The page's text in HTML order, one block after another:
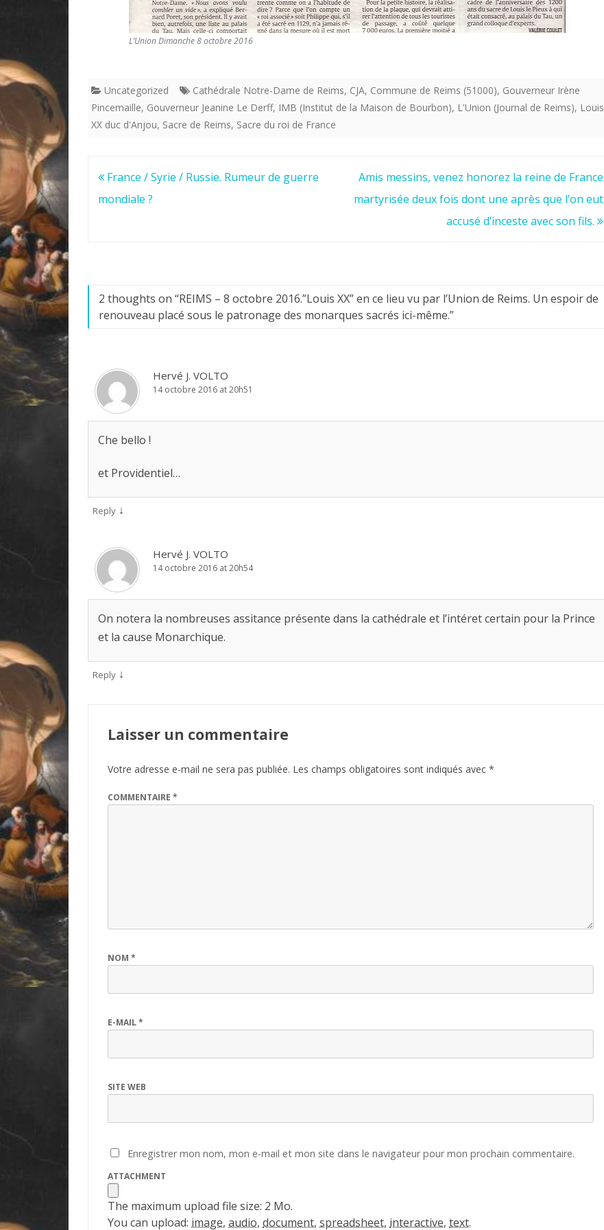
L’Union Dimanche 8 octobre 2016
Uncategorized Cathédrale Notre-Dame de Reims, CJA, Commune de Reims (51000), Gouverneur Irène
Pincemaille, Gouverneur Jeanine Le Derff, IMB (Institut de la Maison de Bourbon), L'Union (Journal de Reims), Louis
XX duc d'Anjou, Sacre de Reims, Sacre du roi de France
Navigation
de
France / Syrie / Russie. Rumeur de guerre
mondiale ?
Amis messins, venez honorez la reine de France
martyrisée deux fois dont une après que l’on eut
accusé d’inceste avec son fils.
2 thoughts on “REIMS – 8 octobre 2016.”Louis XX” en ce lieu vu par l’Union de Reims. Un espoir de
renouveau placé sous le patronage des monarques sacrés ici-même.”
Hervé J. VOLTO
14 octobre 2016 at 20h51
Che bello !
et Providentiel…
Reply ↓
Hervé J. VOLTO
14 octobre 2016 at 20h54
On notera la nombreuses assitance présente dans la cathédrale et l’intéret certain pour la Prince
et la cause Monarchique.
Reply ↓
Laisser un commentaire
Votre adresse e-mail ne sera pas publiée. Les champs obligatoires sont indiqués avec *
COMMENTAIRE *
NOM *
E-MAIL*
SITE WEB
Enregistrer mon nom, mon e-mail et mon site dans le navigateur pour mon prochain commentaire.
ATTACHMENT
The maximum upload file size: 2 Mo.
You can upload: image, audio, document, spreadsheet, interactive, text.